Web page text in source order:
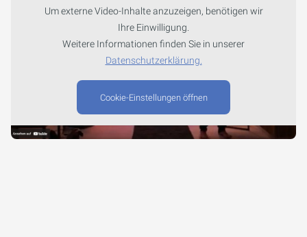
Um externe Video-Inhalte anzuzeigen, benötigen wir
Ihre Einwilligung.
Weitere Informationen finden Sie in unserer
Datenschutzerklärung.
Cookie-Einstellungen öffnen